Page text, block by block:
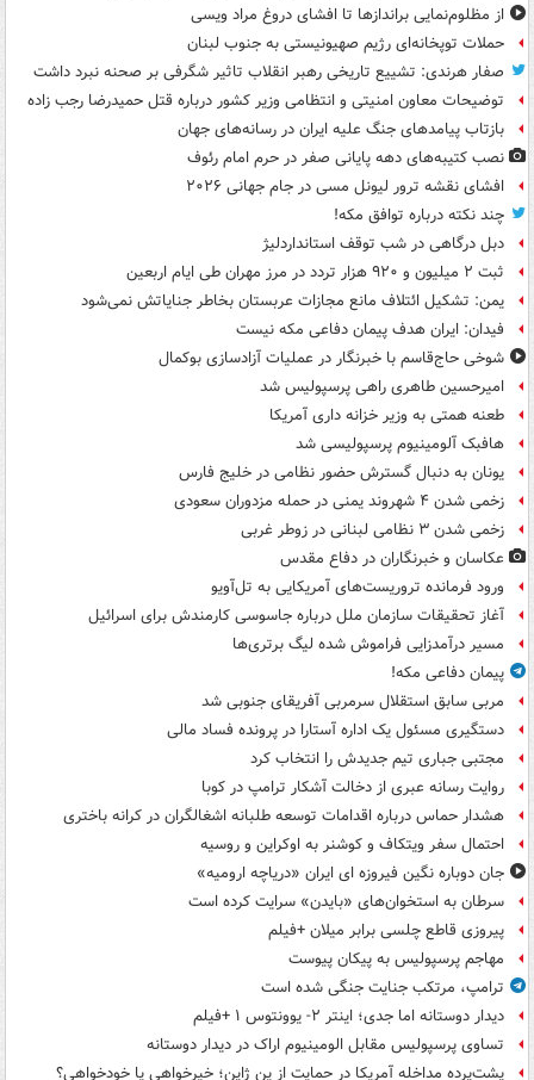
از مظلوم‌نمایی براندازها تا افشای دروغ مراد ویسی
حملات توپخانه‌ای رژیم صهیونیستی به جنوب لبنان
صفار هرندی: تشییع تاریخی رهبر انقلاب تاثیر شگرفی بر صحنه نبرد داشت
توضیحات معاون امنیتی و انتظامی وزیر کشور درباره قتل حمیدرضا رجب زاده
بازتاب پیامدهای جنگ علیه ایران در رسانه‌های جهان
نصب کتیبه‌های دهه پایانی صفر در حرم امام رئوف
افشای نقشه ترور لیونل مسی در جام جهانی ۲۰۲۶
چند نکته درباره توافق مکه!
دبل درگاهی در شب توقف استانداردلیژ
ثبت ۲ میلیون و ۹۲۰ هزار تردد در مرز مهران طی ایام اربعین
یمن: تشکیل ائتلاف مانع مجازات عربستان بخاطر جنایاتش نمی‌شود
فیدان: ایران هدف پیمان دفاعی مکه نیست
شوخی حاج‌قاسم با خبرنگار در عملیات آزادسازی بوکمال
امیرحسین طاهری راهی پرسپولیس شد
طعنه همتی به وزیر خزانه داری آمریکا
هافبک آلومینیوم پرسپولیسی شد
یونان به دنبال گسترش حضور نظامی در خلیج فارس
زخمی شدن ۴ شهروند یمنی در حمله مزدوران سعودی
زخمی شدن ۳ نظامی لبنانی در زوطر غربی
عکاسان و خبرنگاران در دفاع مقدس
ورود فرمانده تروریست‌های آمریکایی به تل‌آویو
آغاز تحقیقات سازمان ملل درباره جاسوسی کارمندش برای اسرائیل
مسیر درآمدزایی فراموش شده لیگ برتری‌ها
پیمان دفاعی مکه!
مربی سابق استقلال سرمربی آفریقای جنوبی شد
دستگیری مسئول یک اداره آستارا در پرونده فساد مالی
مجتبی جباری تیم جدیدش را انتخاب کرد
روایت رسانه عبری از دخالت آشکار ترامپ در کوبا
هشدار حماس درباره اقدامات توسعه طلبانه اشغالگران در کرانه باختری
احتمال سفر ویتکاف و کوشنر به اوکراین و روسیه
جان دوباره نگین فیروزه ای ایران «دریاچه ارومیه»
سرطان به استخوان‌های «بایدن» سرایت کرده است
پیروزی قاطع چلسی برابر میلان +فیلم
مهاجم پرسپولیس به پیکان پیوست
ترامپ، مرتکب جنایت جنگی شده است
دیدار دوستانه اما جدی؛ اینتر ۲- یوونتوس ۱ +فیلم
تساوی پرسپولیس مقابل الومینیوم اراک در دیدار دوستانه
پشت‌پرده مداخله آمریکا در حمایت از یِن ژاپن؛ خیرخواهی یا خودخواهی؟